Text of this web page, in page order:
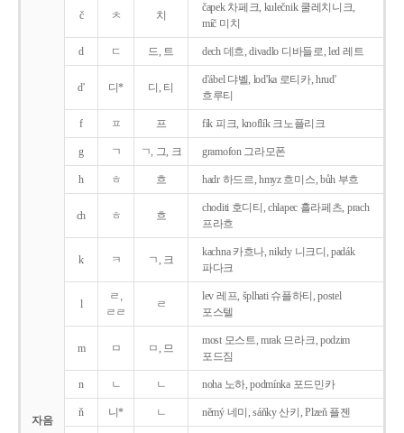
자음
č ㅊ 치
čapek 차페크, kulečnik 쿨레치니크,
míč 미치
d ㄷ 드, 트 dech 데흐, divadlo 디바들로, led 레트
d' 디* 디, 티
d'ábel 댜벨, lod'ka 로티카, hrud'
흐루티
f ㅍ 프 fík 피크, knoflík 크노플리크
g ㄱ ㄱ, 그, 크 gramofon 그라모폰
h ㅎ 흐 hadr 하드르, hmyz 흐미스, bůh 부흐
ch ㅎ 흐
choditi 호디티, chlapec 흘라페츠, prach
프라흐
k ㅋ ㄱ, 크
kachna 카흐나, nikdy 니크디, padák
파다크
l
ㄹ,
ㄹㄹ
ㄹ
lev 레프, šplhati 슈플하티, postel
포스텔
m ㅁ ㅁ, 므
most 모스트, mrak 므라크, podzim
포드짐
n ㄴ ㄴ noha 노하, podmínka 포드민카
ň 니* ㄴ němý 네미, sáňky 산키, Plzeň 플젠